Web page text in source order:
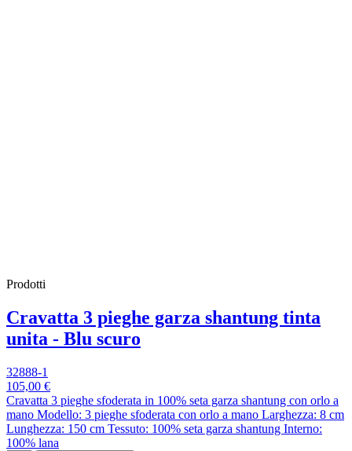
Prodotti
Cravatta 3 pieghe garza shantung tinta
unita - Blu scuro
32888-1
105,00 €
Cravatta 3 pieghe sfoderata in 100% seta garza shantung con orlo a
mano Modello: 3 pieghe sfoderata con orlo a mano Larghezza: 8 cm
Lunghezza: 150 cm Tessuto: 100% seta garza shantung Interno:
100% lana